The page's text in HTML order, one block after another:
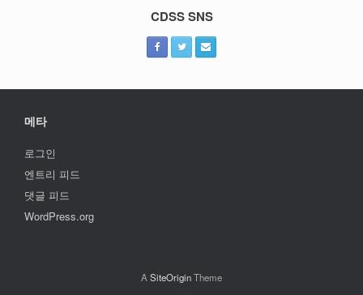
CDSS SNS
메타
로그인
엔트리 피드
댓글 피드
WordPress.org
A SiteOriginTheme